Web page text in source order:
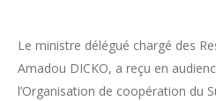
Le ministre délégué chargé des
Amadou DICKO, a reçu en
l’Organisation de coopération du